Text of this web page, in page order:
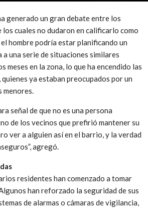
generado un gran debate entre los
los cuales no dudaron en calificarlo como
hombre podría estar planificando un
a una serie de situaciones similares
meses en la zona, lo que ha encendido las
ya estaban preocupados por un
menores.
señal de que no es una persona
de los vecinos que prefirió mantener su
ver a alguien así en el barrio, y la verdad
agregó.
residentes han comenzado a tomar
han reforzado la seguridad de sus
de alarmas o cámaras de vigilancia,